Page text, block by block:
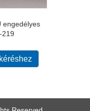
engedélyes
219